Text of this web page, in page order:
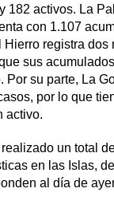
182 activos. La
con 1.107
Hierro registra dos
sus
Por su parte, La
por lo que
activo.
un total
en las Islas,
al día de